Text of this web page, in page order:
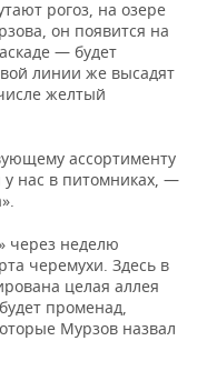
рогоз, на озере
он появится на
— будет
линии же высадят
желтый
ассортименту
нас в питомниках, —
через неделю
черемухи. Здесь в
целая аллея
променад,
Мурзов назвал